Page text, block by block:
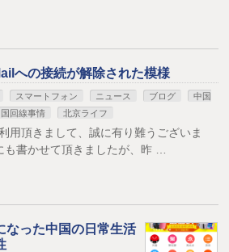
への接続が解除された模様
スマートフォン ニュース ブログ
中国
回線事情 北京ライフ
用頂きまして、誠に有り難うございま
書かせて頂きましたが、昨 …
なった中国の日常生活